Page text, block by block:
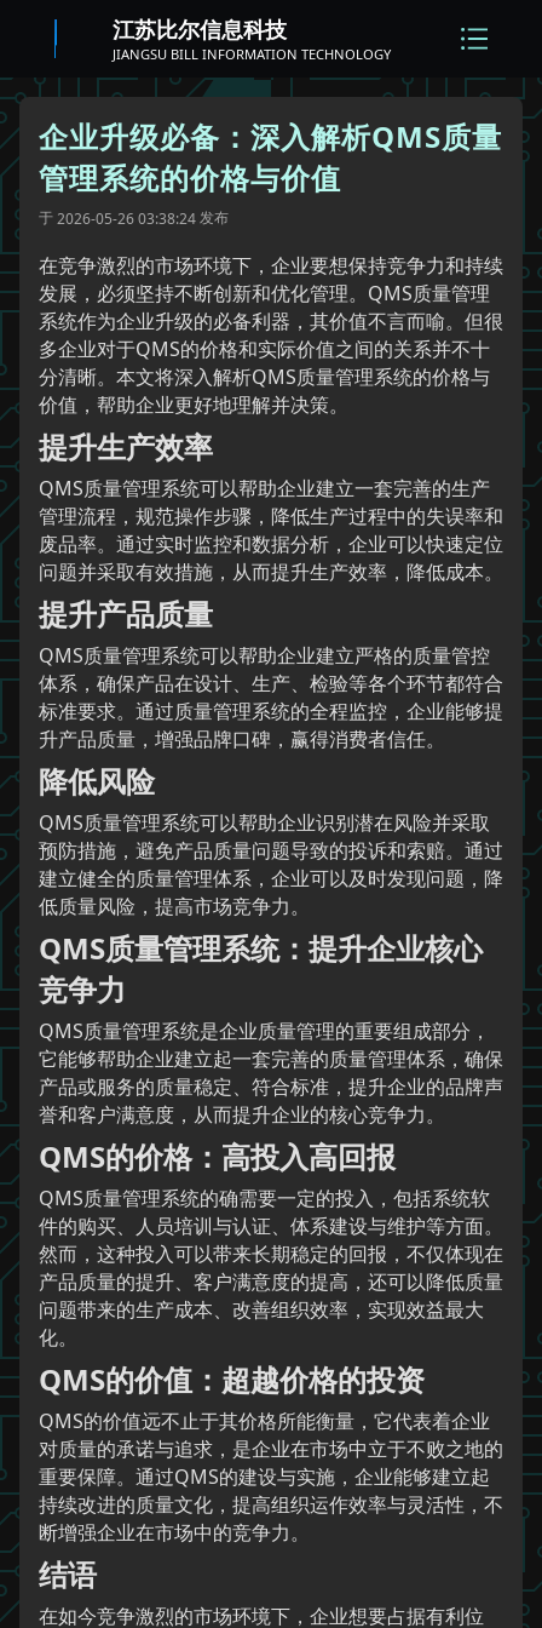
江苏比尔信息科技
JIANGSU BILL INFORMATION TECHNOLOGY
企业升级必备：深入解析QMS质量
管理系统的价格与价值
于2026-05-26 03:38:24发布
在竞争激烈的市场环境下，企业要想保持竞争力和持续
发展，必须坚持不断创新和优化管理。QMS质量管理
系统作为企业升级的必备利器，其价值不言而喻。但很
多企业对于QMS的价格和实际价值之间的关系并不十
分清晰。本文将深入解析QMS质量管理系统的价格与
价值，帮助企业更好地理解并决策。
提升生产效率
QMS质量管理系统可以帮助企业建立一套完善的生产
管理流程，规范操作步骤，降低生产过程中的失误率和
废品率。通过实时监控和数据分析，企业可以快速定位
问题并采取有效措施，从而提升生产效率，降低成本。
提升产品质量
QMS质量管理系统可以帮助企业建立严格的质量管控
体系，确保产品在设计、生产、检验等各个环节都符合
标准要求。通过质量管理系统的全程监控，企业能够提
升产品质量，增强品牌口碑，赢得消费者信任。
降低风险
QMS质量管理系统可以帮助企业识别潜在风险并采取
预防措施，避免产品质量问题导致的投诉和索赔。通过
建立健全的质量管理体系，企业可以及时发现问题，降
低质量风险，提高市场竞争力。
QMS质量管理系统：提升企业核心
竞争力
QMS质量管理系统是企业质量管理的重要组成部分，
它能够帮助企业建立起一套完善的质量管理体系，确保
产品或服务的质量稳定、符合标准，提升企业的品牌声
誉和客户满意度，从而提升企业的核心竞争力。
QMS的价格：高投入高回报
QMS质量管理系统的确需要一定的投入，包括系统软
件的购买、人员培训与认证、体系建设与维护等方面。
然而，这种投入可以带来长期稳定的回报，不仅体现在
产品质量的提升、客户满意度的提高，还可以降低质量
问题带来的生产成本、改善组织效率，实现效益最大
化。
QMS的价值：超越价格的投资
QMS的价值远不止于其价格所能衡量，它代表着企业
对质量的承诺与追求，是企业在市场中立于不败之地的
重要保障。通过QMS的建设与实施，企业能够建立起
持续改进的质量文化，提高组织运作效率与灵活性，不
断增强企业在市场中的竞争力。
结语
在如今竞争激烈的市场环境下，企业想要占据有利位